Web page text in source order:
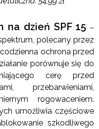
na dzień SPF 15 –
polecany przez
ochrona przed
porównuje się do
cerę przed
przebarwieniami,
rogowaceniem.
umożliwia częściowe
szkodliwego